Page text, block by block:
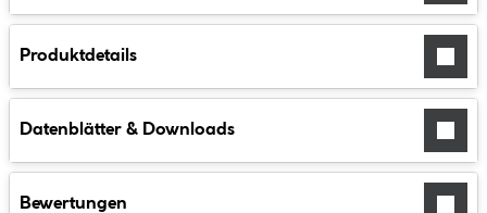
Produktdetails
Datenblätter & Downloads
Bewertungen